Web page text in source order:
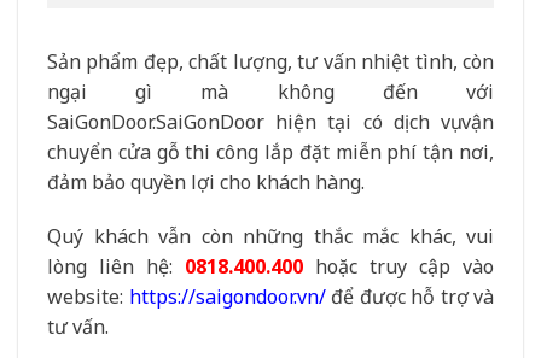
Sản phẩm đẹp, chất lượng, tư vấn nhiệt tình, còn
ngại gì mà không đến với
SaiGonDoor.SaiGonDoor hiện tại có dịch vụ vận
chuyển cửa gỗ thi công lắp đặt miễn phí tận nơi,
đảm bảo quyền lợi cho khách hàng.
Quý khách vẫn còn những thắc mắc khác, vui
lòng liên hệ: 0818.400.400 hoặc truy cập vào
website: https://saigondoor.vn/để được hỗ trợ và
tư vấn.